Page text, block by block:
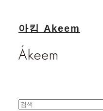
아킴 Akeem